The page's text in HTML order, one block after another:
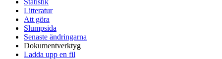
Statistik
Litteratur
Att göra
Slumpsida
Senaste ändringarna
Dokumentverktyg
Ladda upp en fil